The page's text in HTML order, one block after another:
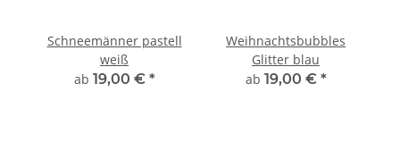
Schneemänner pastell
weiß
ab 19,00 € *
Weihnachtsbubbles
Glitter blau
ab 19,00 € *